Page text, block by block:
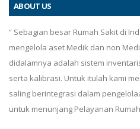
ABOUT US
“ Sebagian besar Rumah Sakit di
mengelola aset Medik dan non
didalamnya adalah sistem
serta kalibrasi. Untuk itulah kami
saling berintegrasi dalam
untuk menunjang Pelayanan